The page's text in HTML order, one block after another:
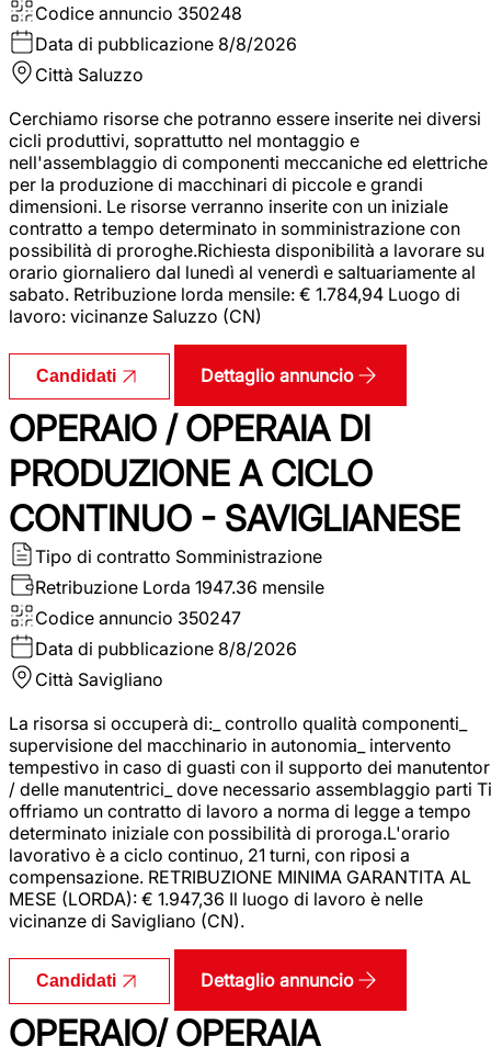
Codice annuncio 350248
Data di pubblicazione 8/8/2026
Città Saluzzo
Cerchiamo risorse che potranno essere inserite nei diversi
cicli produttivi, soprattutto nel montaggio e
nell'assemblaggio di componenti meccaniche ed elettriche
per la produzione di macchinari di piccole e grandi
dimensioni. Le risorse verranno inserite con un iniziale
contratto a tempo determinato in somministrazione con
possibilità di proroghe.Richiesta disponibilità a lavorare su
orario giornaliero dal lunedì al venerdì e saltuariamente al
sabato. Retribuzione lorda mensile: € 1.784,94 Luogo di
lavoro: vicinanze Saluzzo (CN)
Candidati Dettaglio annuncio
OPERAIO / OPERAIA DI
PRODUZIONE A CICLO
CONTINUO - SAVIGLIANESE
Tipo di contratto Somministrazione
Retribuzione Lorda 1947.36 mensile
Codice annuncio 350247
Data di pubblicazione 8/8/2026
Città Savigliano
La risorsa si occuperà di:_ controllo qualità componenti_
supervisione del macchinario in autonomia_ intervento
tempestivo in caso di guasti con il supporto dei
/ delle manutentrici_ dove necessario assemblaggio parti Ti
offriamo un contratto di lavoro a norma di legge a tempo
determinato iniziale con possibilità di proroga.L'orario
lavorativo è a ciclo continuo, 21 turni, con riposi a
compensazione. RETRIBUZIONE MINIMA GARANTITA AL
MESE (LORDA): € 1.947,36 Il luogo di lavoro è nelle
vicinanze di Savigliano (CN).
Candidati Dettaglio annuncio
OPERAIO/ OPERAIA